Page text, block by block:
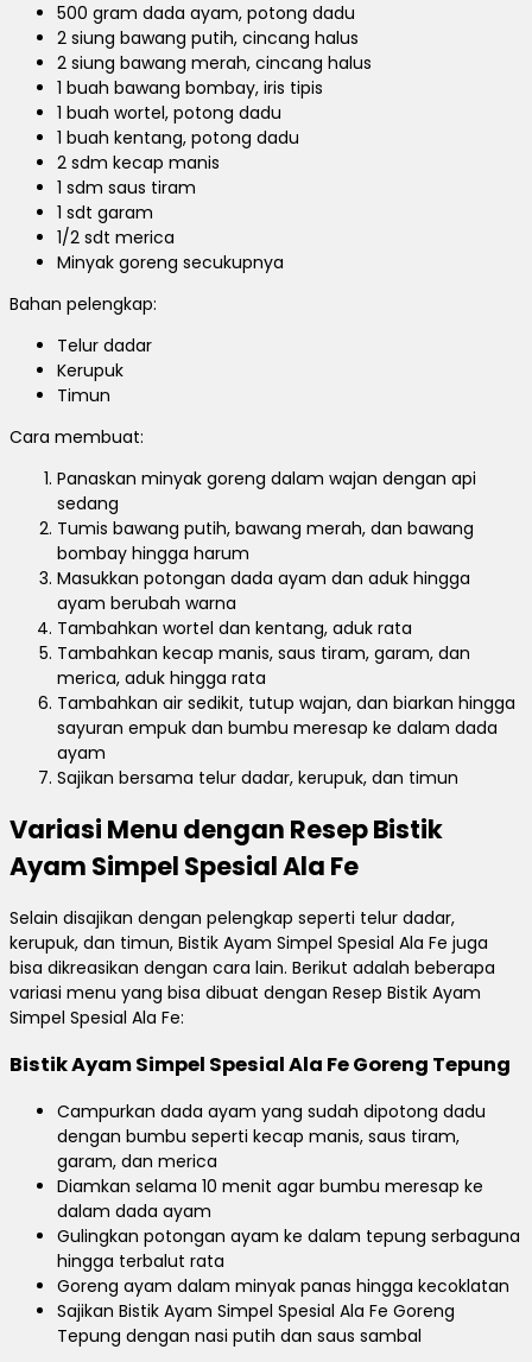
500 gram dada ayam, potong dadu
2 siung bawang putih, cincang halus
2 siung bawang merah, cincang halus
1 buah bawang bombay, iris tipis
1 buah wortel, potong dadu
1 buah kentang, potong dadu
2 sdm kecap manis
1 sdm saus tiram
1 sdt garam
1/2 sdt merica
Minyak goreng secukupnya
Bahan pelengkap:
Telur dadar
Kerupuk
Timun
Cara membuat:
Panaskan minyak goreng dalam wajan dengan api
sedang
Tumis bawang putih, bawang merah, dan bawang
bombay hingga harum
Masukkan potongan dada ayam dan aduk hingga
ayam berubah warna
Tambahkan wortel dan kentang, aduk rata
Tambahkan kecap manis, saus tiram, garam, dan
merica, aduk hingga rata
Tambahkan air sedikit, tutup wajan, dan biarkan hingga
sayuran empuk dan bumbu meresap ke dalam dada
ayam
Sajikan bersama telur dadar, kerupuk, dan timun
Variasi Menu dengan Resep Bistik
Ayam Simpel Spesial Ala Fe
Selain disajikan dengan pelengkap seperti telur dadar,
kerupuk, dan timun, Bistik Ayam Simpel Spesial Ala Fe juga
bisa dikreasikan dengan cara lain. Berikut adalah beberapa
variasi menu yang bisa dibuat dengan Resep Bistik Ayam
Simpel Spesial Ala Fe:
Bistik Ayam Simpel Spesial Ala Fe Goreng Tepung
Campurkan dada ayam yang sudah dipotong dadu
dengan bumbu seperti kecap manis, saus tiram,
garam, dan merica
Diamkan selama 10 menit agar bumbu meresap ke
dalam dada ayam
Gulingkan potongan ayam ke dalam tepung serbaguna
hingga terbalut rata
Goreng ayam dalam minyak panas hingga kecoklatan
Sajikan Bistik Ayam Simpel Spesial Ala Fe Goreng
Tepung dengan nasi putih dan saus sambal